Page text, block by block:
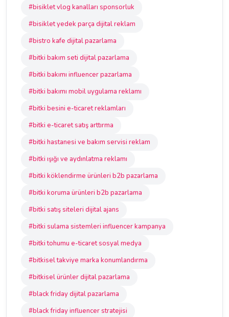
#bisiklet vlog kanalları sponsorluk
#bisiklet yedek parça dijital reklam
#bistro kafe dijital pazarlama
#bitki bakım seti dijital pazarlama
#bitki bakımı influencer pazarlama
#bitki bakımı mobil uygulama reklamı
#bitki besini e-ticaret reklamları
#bitki e-ticaret satış arttırma
#bitki hastanesi ve bakım servisi reklam
#bitki ışığı ve aydınlatma reklamı
#bitki köklendirme ürünleri b2b pazarlama
#bitki koruma ürünleri b2b pazarlama
#bitki satış siteleri dijital ajans
#bitki sulama sistemleri influencer kampanya
#bitki tohumu e-ticaret sosyal medya
#bitkisel takviye marka konumlandırma
#bitkisel ürünler dijital pazarlama
#black friday dijital pazarlama
#black friday influencer stratejisi